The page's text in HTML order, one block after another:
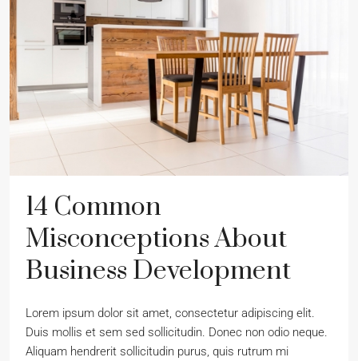
14 Common
Misconceptions About
Business Development
Lorem ipsum dolor sit amet, consectetur adipiscing elit.
Duis mollis et sem sed sollicitudin. Donec non odio neque.
Aliquam hendrerit sollicitudin purus, quis rutrum mi